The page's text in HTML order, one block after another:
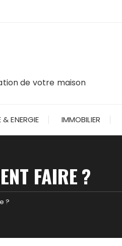
de votre maison
ENERGIE IMMOBILIER
FAIRE ?
?